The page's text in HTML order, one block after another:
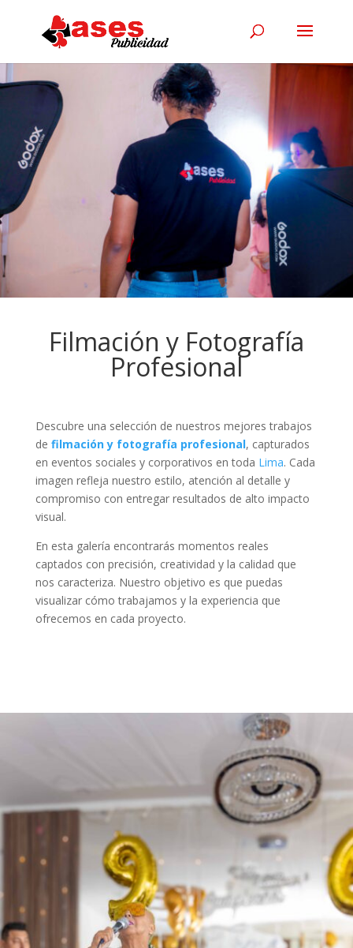
Filmación y Fotografía
Profesional
Descubre una selección de nuestros mejores trabajos
de filmación y fotografía profesional, capturados
en eventos sociales y corporativos en toda Lima. Cada
imagen refleja nuestro estilo, atención al detalle y
compromiso con entregar resultados de alto impacto
visual.
En esta galería encontrarás momentos reales
captados con precisión, creatividad y la calidad que
nos caracteriza. Nuestro objetivo es que puedas
visualizar cómo trabajamos y la experiencia que
ofrecemos en cada proyecto.